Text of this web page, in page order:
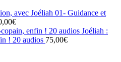
01- Guidance et
€
Joéliah :
! 20 audios 75,00€